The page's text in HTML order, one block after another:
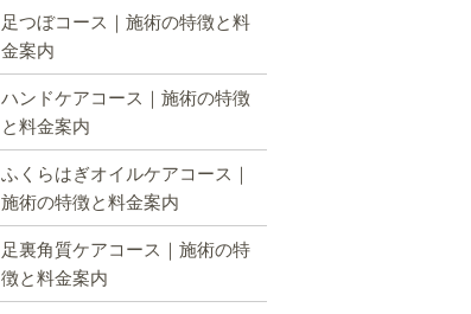
足つぼコース｜施術の特徴と料
金案内
ハンドケアコース｜施術の特徴
と料金案内
ふくらはぎオイルケアコース｜
施術の特徴と料金案内
足裏角質ケアコース｜施術の特
徴と料金案内